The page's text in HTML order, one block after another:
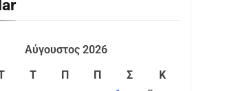
Αύγουστος 2026
Τ Π Π Σ
Κ